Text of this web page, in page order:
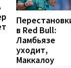
в Red Bull:
Ламбьязе
уходит,
Маккалоу